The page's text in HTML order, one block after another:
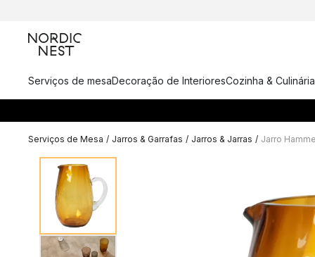
Serviços de mesaDecoração de InterioresCozinha & Culinária
Serviços de Mesa / Jarros & Garrafas / Jarros & Jarras / Jarro